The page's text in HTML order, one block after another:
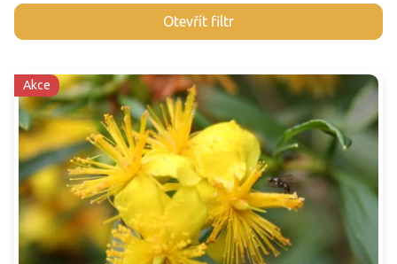
Otevřít filtr
V
ý
i
p
r
d
u
k
ů
Akce